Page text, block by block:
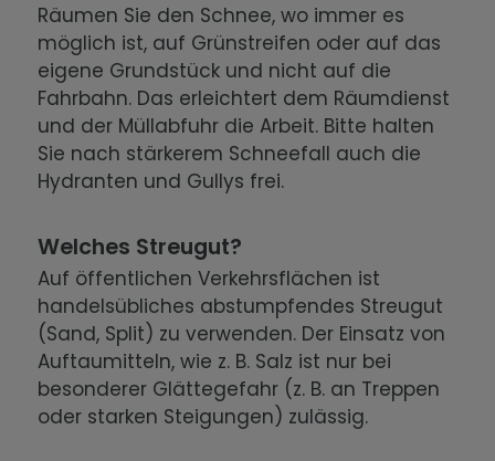
Räumen Sie den Schnee, wo immer es
möglich ist, auf Grünstreifen oder auf das
eigene Grundstück und nicht auf die
Fahrbahn. Das erleichtert dem Räumdienst
und der Müllabfuhr die Arbeit. Bitte halten
Sie nach stärkerem Schneefall auch die
Hydranten und Gullys frei.
Welches Streugut?
Auf öffentlichen Verkehrsflächen ist
handelsübliches abstumpfendes Streugut
(Sand, Split) zu verwenden. Der Einsatz von
Auftaumitteln, wie z. B. Salz ist nur bei
besonderer Glättegefahr (z. B. an Treppen
oder starken Steigungen) zulässig.